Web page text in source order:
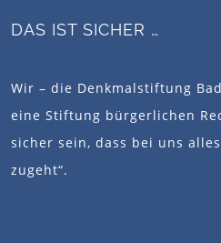
DAS IST SICHER …
Wir – die Denkmalstiftung
eine Stiftung bürgerlichen
sicher sein, dass bei uns
zugeht“.